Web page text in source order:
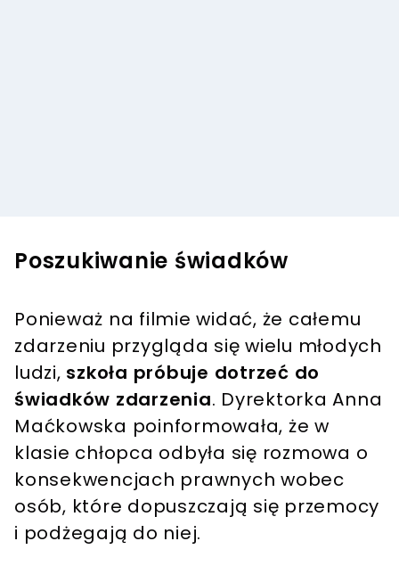
Poszukiwanie świadków
Ponieważ na filmie widać, że całemu
zdarzeniu przygląda się wielu młodych
ludzi, szkoła próbuje dotrzeć do
świadków zdarzenia. Dyrektorka Anna
Maćkowska poinformowała, że w
klasie chłopca odbyła się rozmowa o
konsekwencjach prawnych wobec
osób, które dopuszczają się przemocy
i podżegają do niej.